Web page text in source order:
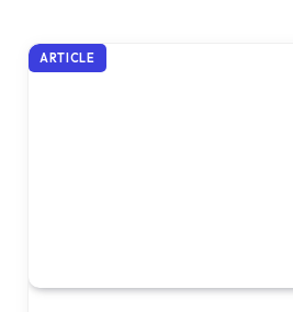
ARTICLE